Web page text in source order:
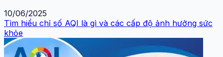
10/06/2025
Tìm hiểu chỉ số AQI là gì và các cấp độ ảnh hưởng sức
khỏe